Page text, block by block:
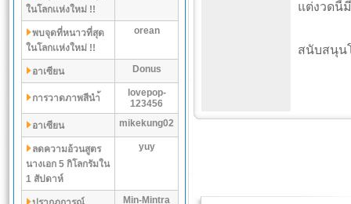
ในโลกเเห่งใหม่ !!
พบจุดที่หนาวที่สุด
ในโลกเเห่งใหม่ !!
orean
อาเซียน Donus
การวาดภาพสีนำ้
lovepop-
123456
อาเซียน
mikekung02
ลดความอ้วนสูตร
นางเอก 5 กิโลกรัมใน
1 สัปดาห์
yuy
Min-Mintra
แต่งวดนี้
สนับสนุน